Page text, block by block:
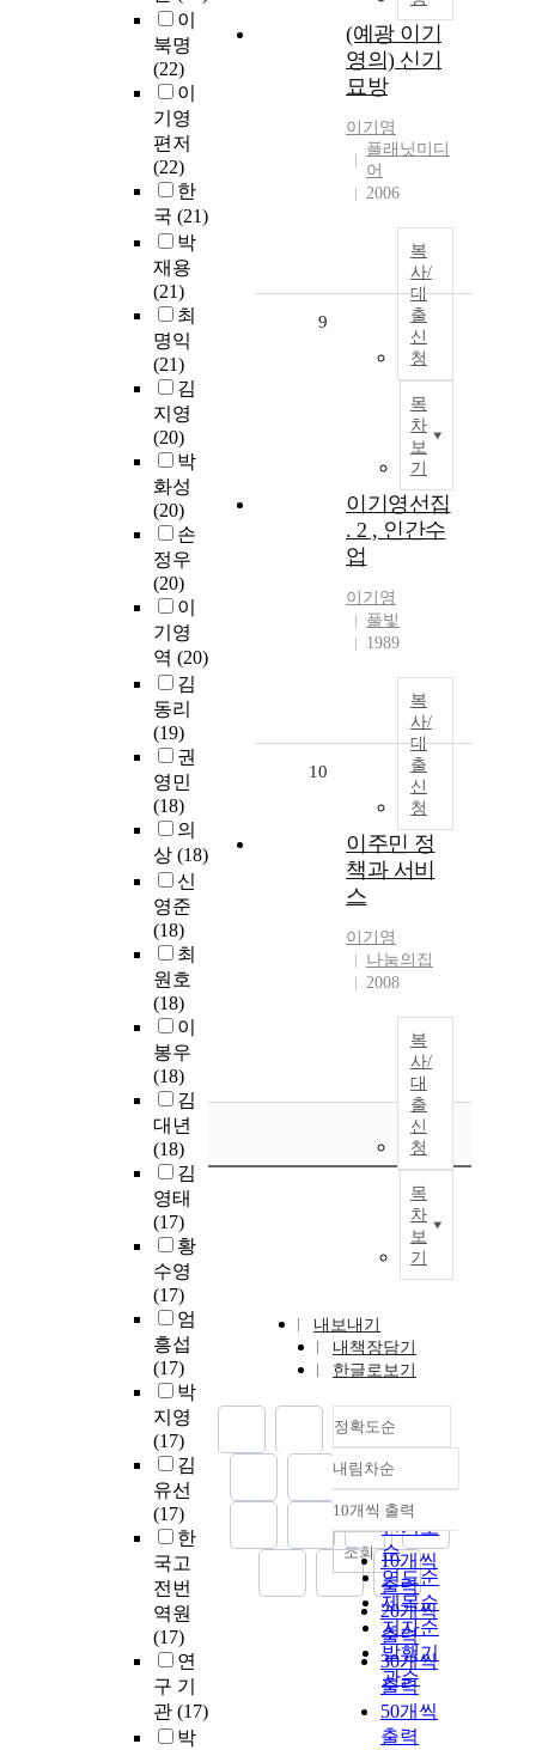
이
북명
(22)
이
기영
편저
(22)
한
국 (21)
박
재용
(21)
최
명익
(21)
김
지영
(20)
박
화성
(20)
손
정우
(20)
이
기영
역 (20)
김
동리
(19)
권
영민
(18)
의
상 (18)
신
영준
(18)
최
원호
(18)
이
봉우
(18)
김
대년
(18)
김
영태
(17)
황
수영
(17)
엄
흥섭
(17)
박
지영
(17)
김
유선
(17)
한
국고
전번
역원
(17)
연
구 기
관 (17)
박
(예광 이기
영의) 신기
묘방
이기영
플래닛미디
어
2006
복
사/
대
출
신
청
목
차
보
기
9
이기영선집
. 2 , 인간수
업
이기영
풀빛
1989
복
사/
대
출
신
청
10
이주민 정
책과 서비
스
이기영
나눔의집
2008
복
사/
대
출
신
청
목
차
보
기
내보내기
내책장담기
한글로보기
정확도순
정확도
순
인기도
순
연도순
제목순
저자순
발행기
관순
내림차순
내림차순
10개씩 출력
10개씩
출력
20개씩
출력
30개씩
출력
50개씩
출력
조회